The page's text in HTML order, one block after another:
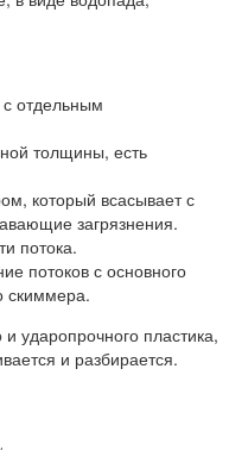
с отдельным
толщины, есть
который всасывает с
загрязнения.
потока.
потоков с основного
скиммера.
ударопрочного пластика,
и разбирается.